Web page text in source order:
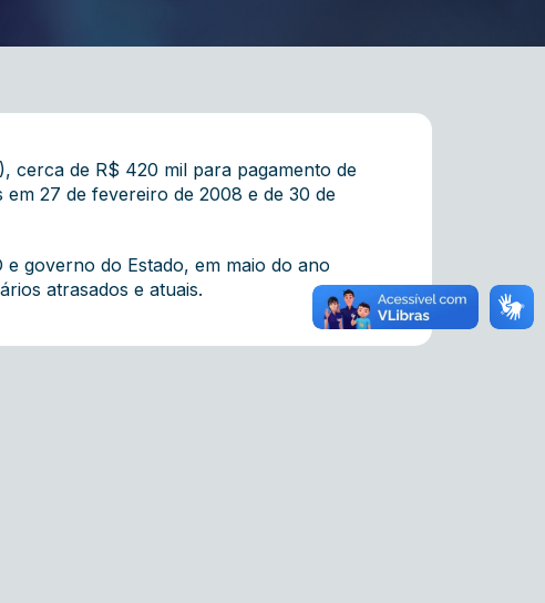
cerca de R$ 420 mil para pagamento de
27 de fevereiro de 2008 e de 30 de
governo do Estado, em maio do ano
atrasados e atuais.